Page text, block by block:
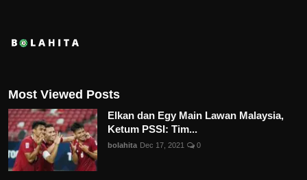
Most Viewed Posts
Elkan dan Egy Main Lawan Malaysia,
Ketum PSSI: Tim...
bolahita Dec 17, 2021 0